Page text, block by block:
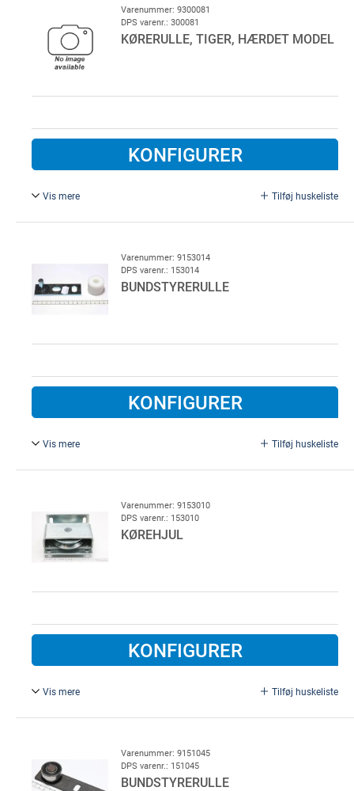
Varenummer: 9300081
DPS varenr.: 300081
KØRERULLE, TIGER, HÆRDET MODEL
KONFIGURER
Vis mere Tilføj huskeliste
Type 560.
Varenummer: 9153014
DPS varenr.: 153014
BUNDSTYRERULLE
KONFIGURER
Vis mere Tilføj huskeliste
Varenummer: 9153010
DPS varenr.: 153010
KØREHJUL
KONFIGURER
Vis mere Tilføj huskeliste
Varenummer: 9151045
DPS varenr.: 151045
BUNDSTYRERULLE